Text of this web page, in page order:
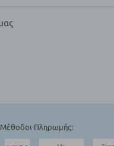
Μέθοδοι Πληρωμής: